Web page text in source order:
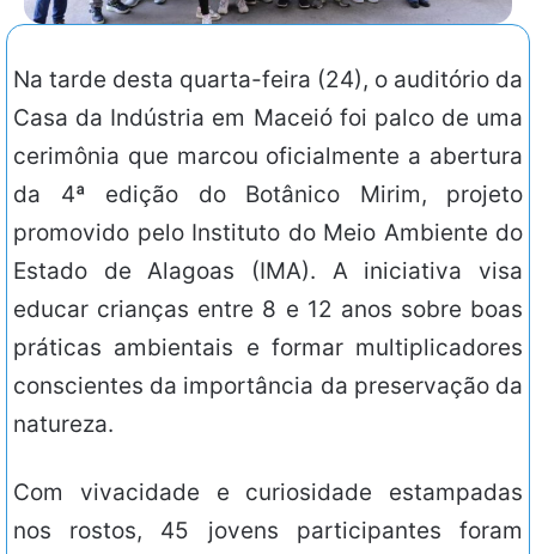
Na tarde desta quarta-feira (24), o auditório da
Casa da Indústria em Maceió foi palco de uma
cerimônia que marcou oficialmente a abertura
da 4ª edição do Botânico Mirim, projeto
promovido pelo Instituto do Meio Ambiente do
Estado de Alagoas (IMA). A iniciativa visa
educar crianças entre 8 e 12 anos sobre boas
práticas ambientais e formar multiplicadores
conscientes da importância da preservação da
natureza.
Com vivacidade e curiosidade estampadas
nos rostos, 45 jovens participantes foram